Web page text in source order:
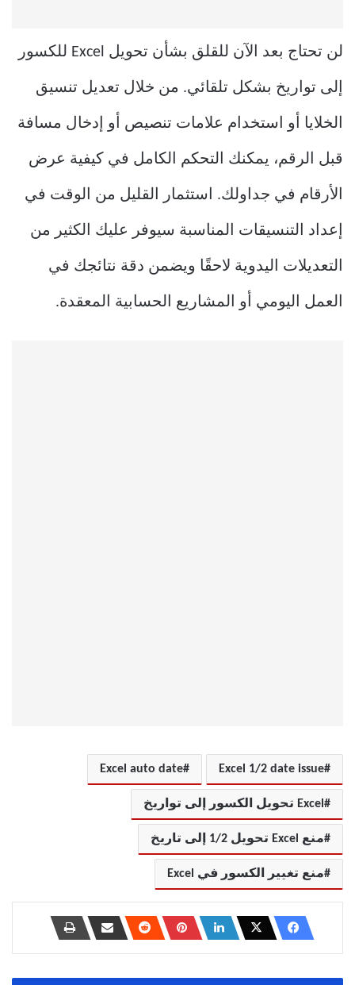
لن تحتاج بعد الآن للقلق بشأن تحويل Excel للكسور
إلى تواريخ بشكل تلقائي. من خلال تعديل تنسيق
الخلايا أو استخدام علامات تنصيص أو إدخال مسافة
قبل الرقم، يمكنك التحكم الكامل في كيفية عرض
الأرقام في جداولك. استثمار القليل من الوقت في
إعداد التنسيقات المناسبة سيوفر عليك الكثير من
التعديلات اليدوية لاحقًا ويضمن دقة نتائجك في
العمل اليومي أو المشاريع الحسابية المعقدة.
Excel 1/2 date issue
Excel auto date
Excel تحويل الكسور إلى تواريخ
منع Excel تحويل 1/2 إلى تاريخ
منع تغيير الكسور في Excel